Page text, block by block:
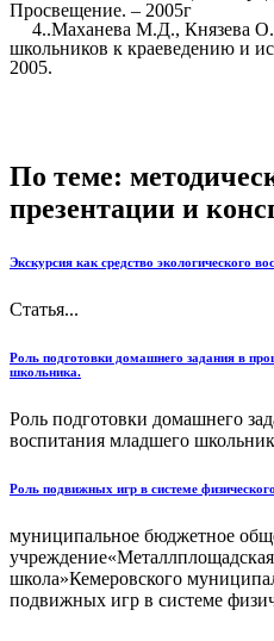
Просвещение. – 2005г
4..Маханева М.Д., Князева
школьников к краеведению и
2005.
По теме:
презентации и
Экскурсия как средство экологического
Статья...
Роль подготовки домашнего задания в
школьника.
Роль подготовки домашнего
воспитания младшего
Роль подвижных игр в системе
муниципальное бюджетное
школа»Кемеровского
подвижных игр в системе